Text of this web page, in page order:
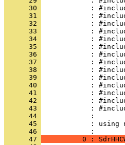
      30
      31
      32
      33
      34
      35
      36
      37
      38
      39
      40
      41
      42
      43
      44
      45
: using
      46
      47
0 :